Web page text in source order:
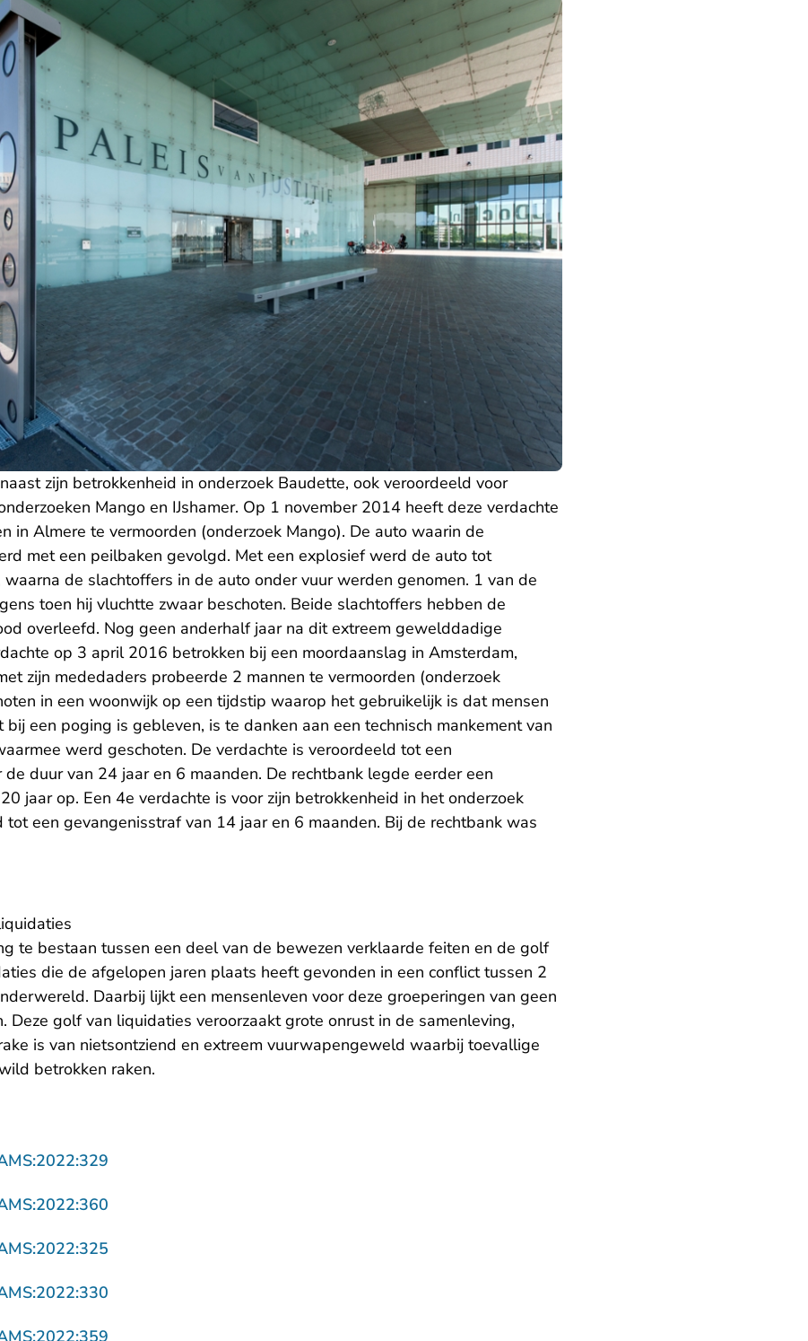
zijn betrokkenheid in onderzoek Baudette, ook veroordeeld voor
Mango en IJshamer. Op 1 november 2014 heeft deze verdachte
in Almere te vermoorden (onderzoek Mango). De auto waarin de
met een peilbaken gevolgd. Met een explosief werd de auto tot
de slachtoffers in de auto onder vuur werden genomen. 1 van de
toen hij vluchtte zwaar beschoten. Beide slachtoffers hebben de
overleefd. Nog geen anderhalf jaar na dit extreem gewelddadige
op 3 april 2016 betrokken bij een moordaanslag in Amsterdam,
zijn mededaders probeerde 2 mannen te vermoorden (onderzoek
in een woonwijk op een tijdstip waarop het gebruikelijk is dat mensen
bij een poging is gebleven, is te danken aan een technisch mankement van
werd geschoten. De verdachte is veroordeeld tot een
duur van 24 jaar en 6 maanden. De rechtbank legde eerder een
jaar op. Een 4e verdachte is voor zijn betrokkenheid in het onderzoek
tot een gevangenisstraf van 14 jaar en 6 maanden. Bij de rechtbank was
te bestaan tussen een deel van de bewezen verklaarde feiten en de golf
die de afgelopen jaren plaats heeft gevonden in een conflict tussen 2
Daarbij lijkt een mensenleven voor deze groeperingen van geen
Deze golf van liquidaties veroorzaakt grote onrust in de samenleving,
is van nietsontziend en extreem vuurwapengeweld waarbij toevallige
betrokken raken.